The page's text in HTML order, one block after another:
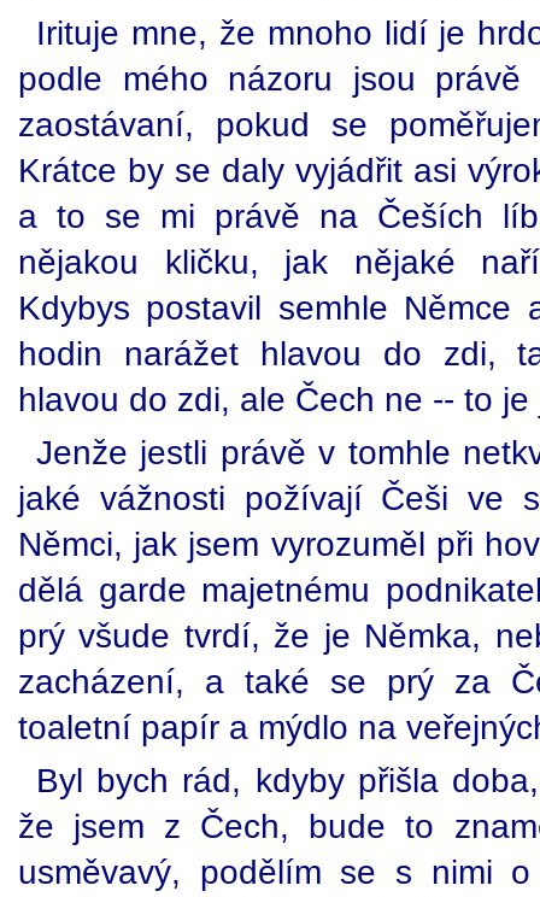
Irituje mne, že mnoho lidí je
podle mého názoru jsou právě
zaostávaní, pokud se
Krátce by se daly vyjádřit asi
a to se mi právě na Češích
nějakou kličku, jak nějaké
Kdybys postavil semhle
hodin narážet hlavou do zdi,
hlavou do zdi, ale Čech ne -- to
Jenže jestli právě v tomhle
jaké vážnosti požívají Češi ve
Němci, jak jsem vyrozuměl při
dělá garde majetnému
prý všude tvrdí, že je Němka,
zacházení, a také se prý za
toaletní papír a mýdlo na
Byl bych rád, kdyby přišla
že jsem z Čech, bude to
usměvavý, podělím se s nimi